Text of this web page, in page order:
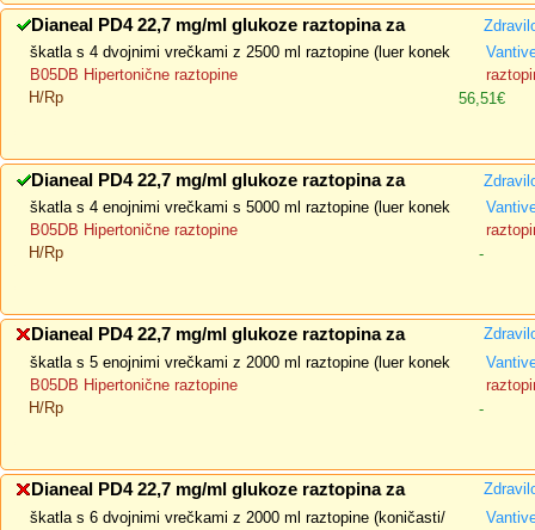
Dianeal PD4 22,7 mg/ml glukoze raztopina za
škatla s 4 dvojnimi vrečkami z 2500 ml raztopine (luer konek
B05DB Hipertonične raztopine
H/Rp
56,51€
Dianeal PD4 22,7 mg/ml glukoze raztopina za
škatla s 4 enojnimi vrečkami s 5000 ml raztopine (luer konek
B05DB Hipertonične raztopine
H/Rp
-
Dianeal PD4 22,7 mg/ml glukoze raztopina za
škatla s 5 enojnimi vrečkami z 2000 ml raztopine (luer konek
B05DB Hipertonične raztopine
H/Rp
-
Dianeal PD4 22,7 mg/ml glukoze raztopina za
škatla s 6 dvojnimi vrečkami z 2000 ml raztopine (koničasti/